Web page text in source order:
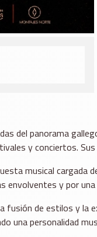
del panorama
y conciertos.
musical cargada
y por
de estilos y la
una personalidad